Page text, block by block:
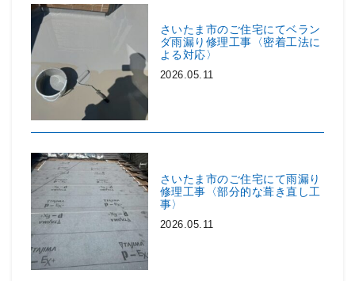
さいたま市のご住宅にてベラン
ダ雨漏り修理工事〈密着工法に
よる対応〉
2026.05.11
さいたま市のご住宅にて雨漏り
修理工事〈部分的な葺き直し工
事〉
2026.05.11